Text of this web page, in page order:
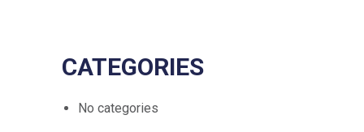
CATEGORIES
No categories